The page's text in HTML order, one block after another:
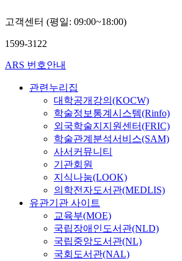
고객센터 (평일: 09:00~18:00)
1599-3122
ARS 번호안내
관련누리집
대학공개강의(KOCW)
학술정보통계시스템(Rinfo)
외국학술지지원센터(FRIC)
학술관계분석서비스(SAM)
사서커뮤니티
기관회원
지식나눔(LOOK)
의학전자도서관(MEDLIS)
유관기관 사이트
교육부(MOE)
국립장애인도서관(NLD)
국립중앙도서관(NL)
국회도서관(NAL)